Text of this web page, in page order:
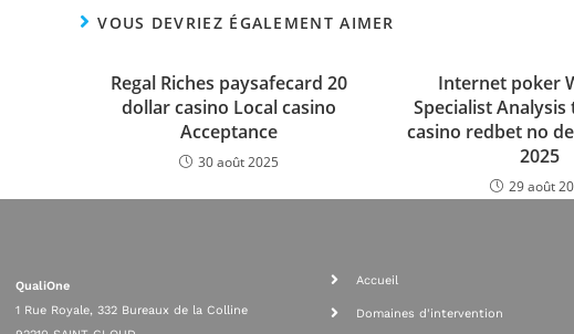
VOUS DEVRIEZ ÉGALEMENT AIMER
Regal Riches paysafecard 20
dollar casino Local casino
Acceptance
30 août 2025
Internet poker
Specialist
casino redbet no
2025
29 août
QualiOne
1 Rue Royale, 332 Bureaux de la Colline
Accueil
Domaines d'intervention